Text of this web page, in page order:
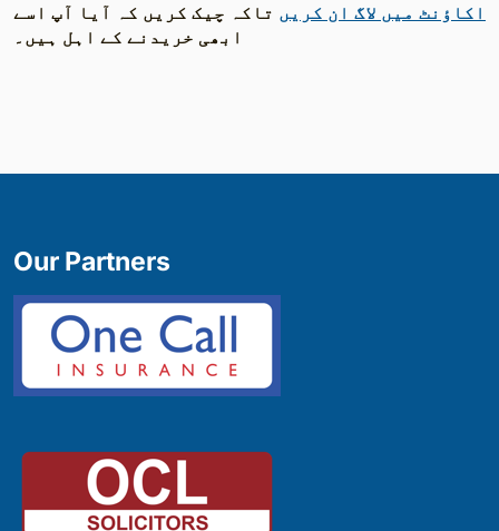
اکاؤنٹ میں لاگ ان کریں تاکہ چیک کریں کہ آیا آپ اسے
ابھی خریدنے کے اہل ہیں۔
Our Partners